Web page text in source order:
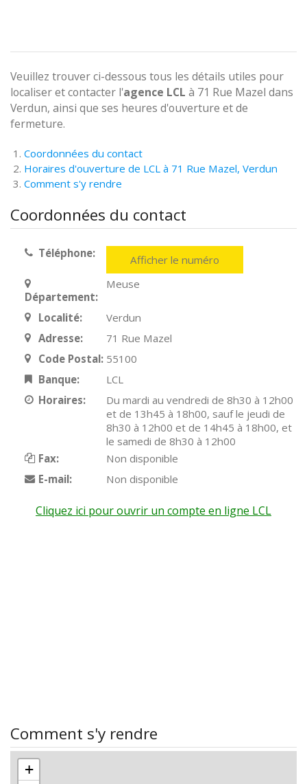
Veuillez trouver ci-dessous tous les détails utiles pour
localiser et contacter l'agence LCL à 71 Rue Mazel dans
Verdun, ainsi que ses heures d'ouverture et de
fermeture.
Coordonnées du contact
Horaires d'ouverture de LCL à 71 Rue Mazel, Verdun
Comment s'y rendre
Coordonnées du contact
Téléphone: Afficher le numéro
Département:
Meuse
Localité:
Verdun
Adresse:
71 Rue Mazel
Code Postal: 55100
Banque:
LCL
Horaires:
Du mardi au vendredi de 8h30 à 12h00
et de 13h45 à 18h00, sauf le jeudi de
8h30 à 12h00 et de 14h45 à 18h00, et
le samedi de 8h30 à 12h00
Fax:
Non disponible
E-mail:
Non disponible
Cliquez ici pour ouvrir un compte en ligne LCL
Comment s'y rendre
+